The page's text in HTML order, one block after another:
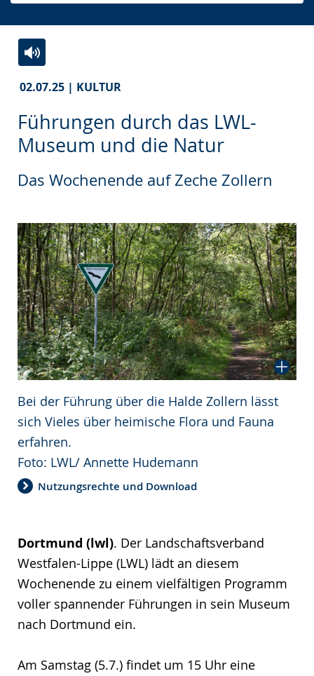
02.07.25 | KULTUR
Führungen durch das LWL-
Museum und die Natur
Das Wochenende auf Zeche Zollern
Bei der Führung über die Halde Zollern lässt
sich Vieles über heimische Flora und Fauna
erfahren.
Foto: LWL/ Annette Hudemann
Nutzungsrechte und Download
Dortmund (lwl). Der Landschaftsverband
Westfalen-Lippe (LWL) lädt an diesem
Wochenende zu einem vielfältigen Programm
voller spannender Führungen in sein Museum
nach Dortmund ein.
Am Samstag (5.7.) findet um 15 Uhr eine
Leichten
Sprache
wechseln.
Audio-
Unterstützung.
Video
in
Deutscher
Gebärdensprache
wird